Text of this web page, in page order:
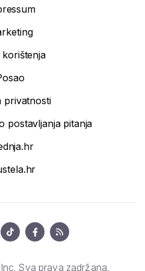
korištenja
privatnosti
postavljanja pitanja
Sva prava zadržana.